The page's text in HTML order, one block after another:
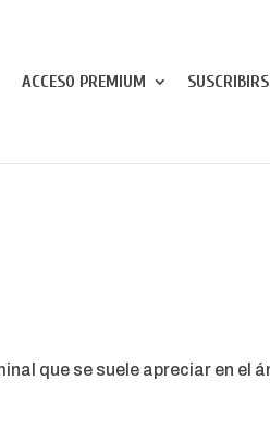
ACCESO PREMIUM
que se suele apreciar en el